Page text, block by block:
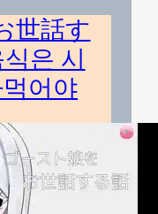
世話す
은 시
어야